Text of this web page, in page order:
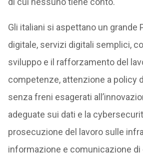
Gli italiani si aspettano un grande
digitale, servizi digitali semplici,
sviluppo e il rafforzamento del
competenze, attenzione a policy
senza freni esagerati
adeguate sui dati e la
prosecuzione del lavoro sulle
informazione e comunicazione di